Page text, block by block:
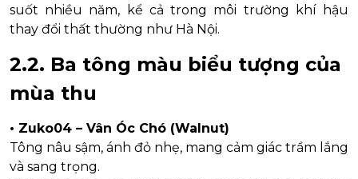
suốt nhiều năm, kể cả trong môi trường khí hậu
thay đổi thất thường như Hà Nội.
2.2. Ba tông màu biểu tượng của
mùa thu
• Zuko04 – Vân Óc Chó (Walnut)
Tông nâu sậm, ánh đỏ nhẹ, mang cảm giác trầm lắng
và sang trọng.